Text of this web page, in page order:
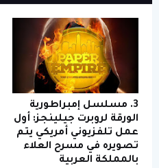
3. مسلسل إمبراطورية
الورقة لروبرت جيلينجز: أول
عمل تلفزيوني أمريكي يتم
تصويره في مسرح العلاء
بالمملكة العربية